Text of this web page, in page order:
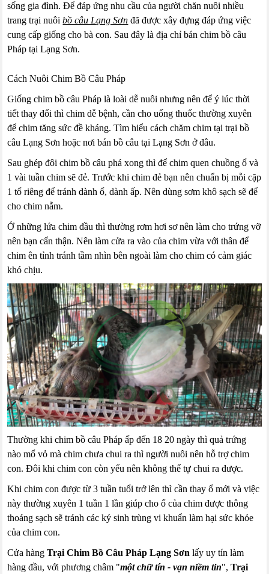
sống gia đình. Để đáp ứng nhu cầu của người chăn nuôi nhiều
trang trại nuôibồ câu Lạng Sơn đã được xây đựng đáp ứng việc
cung cấp giống cho bà con. Sau đây là địa chỉ bán chim bồ câu
Pháp tại Lạng Sơn.
Cách Nuôi Chim Bồ Câu Pháp
Giống chim bồ câu Pháp là loài dễ nuôi nhưng nên để ý lúc thời
tiết thay đổi thì chim dễ bệnh, cần cho uống thuốc thường xuyên
để chim tăng sức đề kháng. Tìm hiểu cách chăm chim tại trại bồ
câu Lạng Sơn hoặc nơi bán bồ câu tại Lạng Sơn ở đâu.
Sau ghép đôi chim bồ câu phá xong thì để chim quen chuồng ổ và
1 vài tuần chim sẽ đẻ. Trước khi chim đẻ bạn nên chuẩn bị mỗi cặp
1 tổ riêng để tránh dành ổ, dành ấp. Nên dùng sơm khô sạch sẽ để
cho chim nằm.
Ở những lứa chim đầu thì thường rơm hơi sơ nên làm cho trứng vỡ
nên bạn cẩn thận. Nên làm cửa ra vào của chim vừa với thân để
chim ên tỉnh tránh tầm nhìn bên ngoài làm cho chim có cảm giác
khó chịu.
Thường khi chim bồ câu Pháp ấp đến 18 20 ngày thì quả trứng
nào mổ vỏ mà chim chưa chui ra thì người nuôi nên hỗ trợ chim
con. Đôi khi chim con còn yếu nên không thể tự chui ra được.
Khi chim con được từ 3 tuần tuổi trở lên thì cần thay ổ mới và việc
này thường xuyên 1 tuần 1 lần giúp cho ổ của chim được thông
thoáng sạch sẽ tránh các ký sinh trùng vi khuẩn làm hại sức khỏe
của chim con.
Cửa hàngTrại Chim Bồ Câu Pháp Lạng Sơn lấy uy tín làm
hàng đầu, với phương châm "một chữ tín - vạn niềm tin",Trại